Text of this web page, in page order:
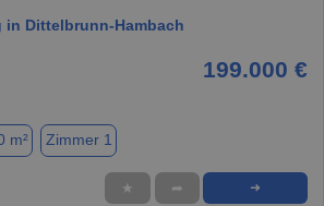
Dittelbrunn-Hambach
199.000 €
m² Zimmer 1
★ ➦ ➜